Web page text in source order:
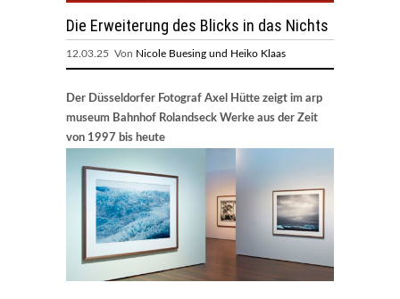
Die Erweiterung des Blicks in das Nichts
12.03.25 Von Nicole Buesing und Heiko Klaas
Der Düsseldorfer Fotograf Axel Hütte zeigt im arp
museum Bahnhof Rolandseck Werke aus der Zeit
von 1997 bis heute